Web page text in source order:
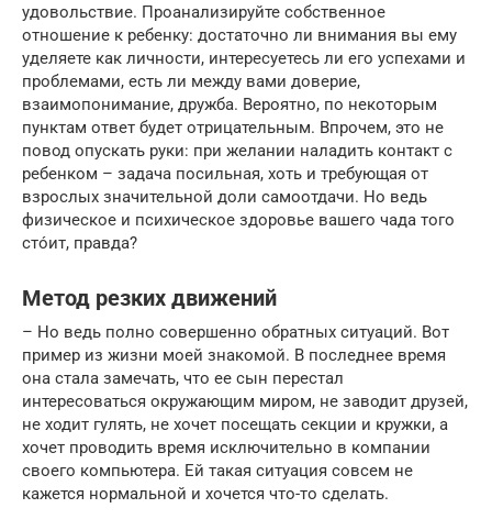
удовольствие. Проанализируйте собственное
отношение к ребенку: достаточно ли внимания вы ему
уделяете как личности, интересуетесь ли его успехами и
проблемами, есть ли между вами доверие,
взаимопонимание, дружба. Вероятно, по некоторым
пунктам ответ будет отрицательным. Впрочем, это не
повод опускать руки: при желании наладить контакт с
ребенком – задача посильная, хоть и требующая от
взрослых значительной доли самоотдачи. Но ведь
физическое и психическое здоровье вашего чада того
стóит, правда?
Метод резких движений
– Но ведь полно совершенно обратных ситуаций. Вот
пример из жизни моей знакомой. В последнее время
она стала замечать, что ее сын перестал
интересоваться окружающим миром, не заводит друзей,
не ходит гулять, не хочет посещать секции и кружки, а
хочет проводить время исключительно в компании
своего компьютера. Ей такая ситуация совсем не
кажется нормальной и хочется что-то сделать.